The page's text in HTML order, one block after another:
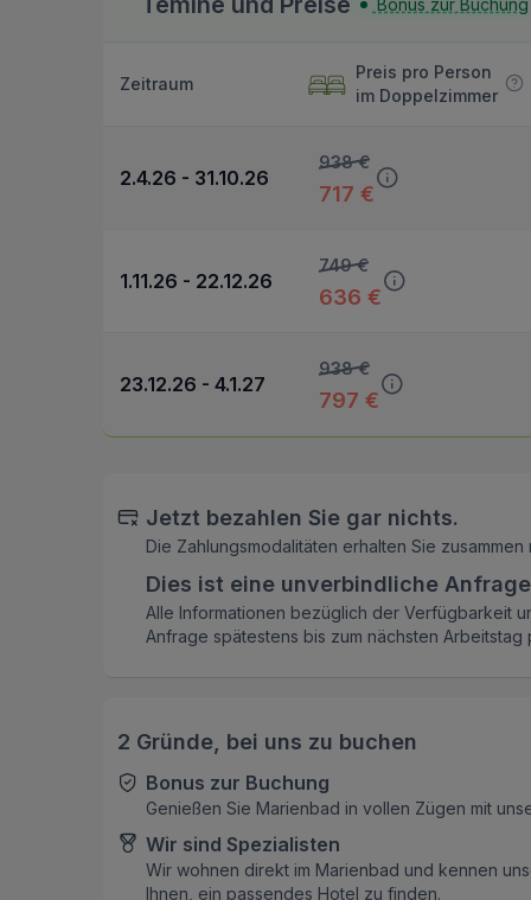
Bonus zur Buchung
Zeitraum
Preis pro Person
im Doppelzimmer
2.4.26 - 31.10.26
938 €
717 €
1.11.26 - 22.12.26
749 €
636 €
23.12.26 - 4.1.27
938 €
797 €
Jetzt bezahlen Sie gar nichts.
Die Zahlungsmodalitäten erhalten Sie
Dies ist eine unverbindliche
Alle Informationen bezüglich der Verfügbarkeit
Anfrage spätestens bis zum nächsten Arbeitstag
2 Gründe, bei uns zu buchen
Bonus zur Buchung
Genießen Sie Marienbad in vollen Zügen mit
Wir sind Spezialisten
Wir wohnen direkt im Marienbad und kennen
Ihnen, ein passendes Hotel zu finden.